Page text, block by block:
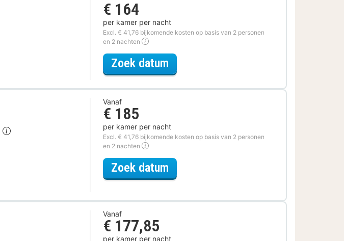
€ 164
per kamer per nacht
Excl. € 41,76 bijkomende kosten op basis van 2 personen
en 2 nachten
Zoek datum
Vanaf
€ 185
per kamer per nacht
Excl. € 41,76 bijkomende kosten op basis van 2 personen
en 2 nachten
Zoek datum
Vanaf
€ 177,85
per kamer per nacht